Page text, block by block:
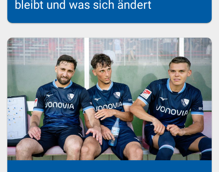
bleibt und was sich ändert